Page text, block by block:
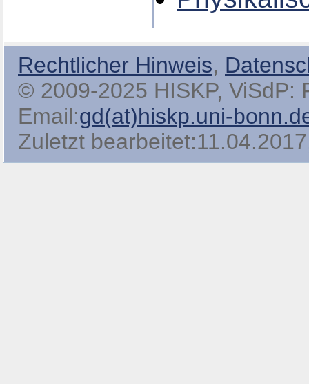
Rechtlicher Hinweis,
© 2009-2025 HISKP, ViSdP:
Email:gd(at)hiskp.uni-
Zuletzt